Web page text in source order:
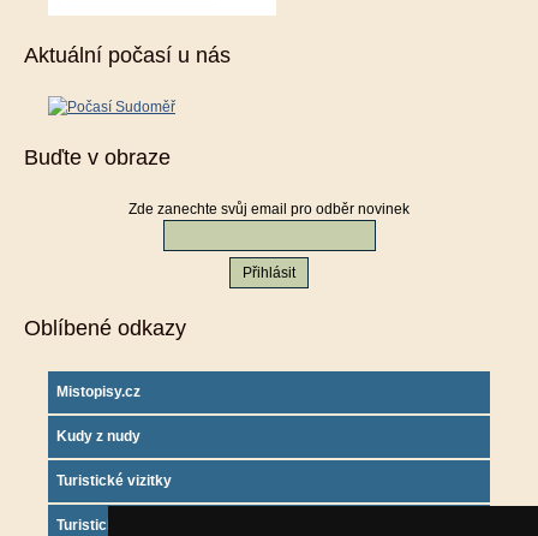
Aktuální počasí u nás
Buďte v obraze
Zde zanechte svůj email pro odběr novinek
Oblíbené odkazy
Mistopisy.cz
Kudy z nudy
Turistické vizitky
Turistický deník